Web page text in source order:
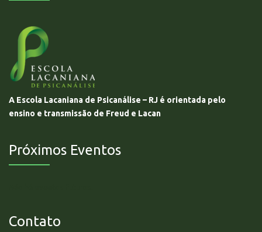
A Escola Lacaniana de Psicanálise – RJ é orientada pelo
ensino e transmissão de Freud e Lacan
Próximos Eventos
Contato